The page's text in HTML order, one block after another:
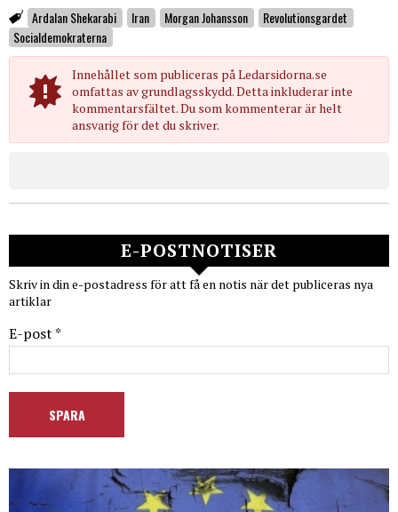
Ardalan Shekarabi Iran Morgan Johansson
Revolutionsgardet
Socialdemokraterna
Innehållet som publiceras på Ledarsidorna.se
omfattas av grundlagsskydd. Detta inkluderar inte
kommentarsfältet. Du som kommenterar är helt
ansvarig för det du skriver.
E-POSTNOTISER
Skriv in din e-postadress för att få en notis när det publiceras nya
artiklar
E-post *